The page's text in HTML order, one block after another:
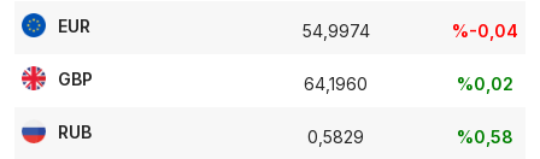
EUR 54,9974 %-0,04
GBP 64,1960 %0,02
RUB 0,5829 %0,58